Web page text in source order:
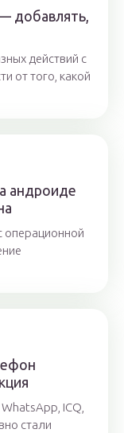
добавлять,
действий с
от того, какой
андроиде
операционной
ICQ,
стали